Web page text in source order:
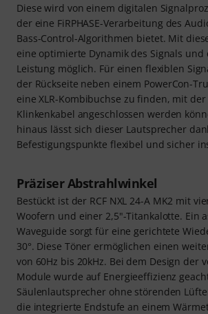
Diese wird von einem digitalen
der eine FiRPHASE-Verarbeitung des
Bass-Control-Algorithmen bietet. Mit
eine optimierte Dynamik des Signals und
Leistung möglich. Für einen flexiblen
der Rückseite neben einem PowerCon-
eine XLR-Kombibuchse zu finden, mit
Klinkenkabel angeschlossen werden
hinaus lässt sich dieser Lautsprecher
Befestigungspunkte flexibel und sicher
Präziser Abstrahlwinkel
Bestückt ist der RCF NXL 24-A MK2 mit
Woofern und einer 2,5"-Titankalotte. Ein
Waveguide sorgt für eine gerichtete
30°. Diese Töner ermöglichen einen
von 60Hz bis 20kHz. Bei dem Design der
Module wurde auf Energieeffizienz
Säulenlautsprecher ohne störenden
die integrierte Endstufe an einem